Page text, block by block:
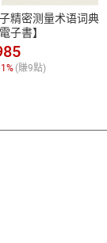
精密测量术语词典
電子書】
1% (賺9點)